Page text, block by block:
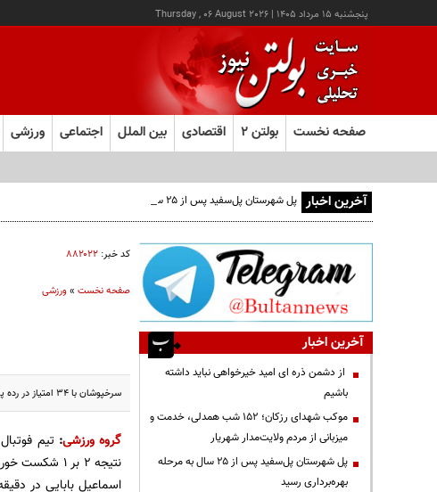
پنجشنبه ۱۵ مرداد ۱۴۰۵ |
Thursday , 06 August 2026
صفحه نخست بولتن ۲ اقتصادی بین الملل اجتماعی ورزشی
آخرین اخبار پل شهرستان پل‌سفید پس از ۲۵ سال به مرحله بهره‌برداری رسید
کد خبر: ۸۸۲۰۲۲
صفحه نخست»ورزشی
سرخپوشان با ۳۴ امتیاز در رده پنجم جدول باقی ماندند و فاصله‌شان با صدر می‌تواند به ۷ امتیاز افزایش یابد که عملاً به معنای پایان رویای قهرمانی است.
گروه ورزشی: تیم فوتبال
نتیجه ۲ بر ۱ شکست خورد تا سومین باخت متوالی و ششمین باخت فصل با
آخرین اخبار
از دشمن ذره ای امید خیرخواهی نباید داشته
باشیم
موکب شهدای رزکان؛ ۱۵۲ شب همدلی، خدمت و
میزبانی از مردم ولایت‌مدار شهریار
پل شهرستان پل‌سفید پس از ۲۵ سال به مرحله
بهره‌برداری رسید